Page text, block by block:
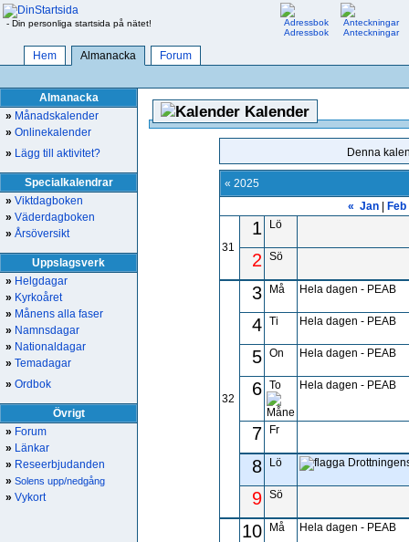
- Din personliga startsida på nätet!
Adressbok
Anteckningar
Hem Almanacka Forum
Almanacka
» Månadskalender
» Onlinekalender
» Lägg till aktivitet?
Specialkalendrar
» Viktdagboken
» Väderdagboken
» Årsöversikt
Uppslagsverk
» Helgdagar
» Kyrkoåret
» Månens alla faser
» Namnsdagar
» Nationaldagar
» Temadagar
» Ordbok
Övrigt
» Forum
» Länkar
» Reseerbjudanden
» Solens upp/nedgång
» Vykort
Kalender
Denna
« 2025
« Jan| Feb
31
1 Lö
2 Sö
32
3 Må Hela dagen - PEAB
4 Ti Hela dagen - PEAB
5 On Hela dagen - PEAB
6 To Hela dagen - PEAB
7 Fr
8 Lö
9 Sö
10 Må Hela dagen - PEAB